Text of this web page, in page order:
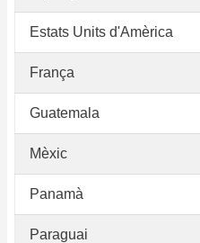
Estats Units d'Amèrica
França
Guatemala
Mèxic
Panamà
Paraguai